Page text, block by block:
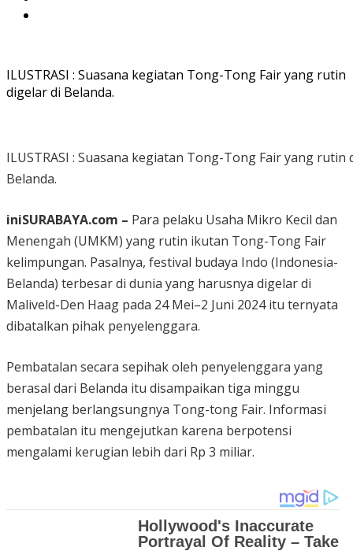
ILUSTRASI : Suasana kegiatan Tong-Tong Fair yang rutin
digelar di Belanda.
ILUSTRASI : Suasana kegiatan Tong-Tong Fair yang rutin
Belanda.
iniSURABAYA.com – Para pelaku Usaha Mikro Kecil dan
Menengah (UMKM) yang rutin ikutan Tong-Tong Fair
kelimpungan. Pasalnya, festival budaya Indo (Indonesia-
Belanda) terbesar di dunia yang harusnya digelar di
Maliveld-Den Haag pada 24 Mei–2 Juni 2024 itu ternyata
dibatalkan pihak penyelenggara.
Pembatalan secara sepihak oleh penyelenggara yang
berasal dari Belanda itu disampaikan tiga minggu
menjelang berlangsungnya Tong-tong Fair. Informasi
pembatalan itu mengejutkan karena berpotensi
mengalami kerugian lebih dari Rp 3 miliar.